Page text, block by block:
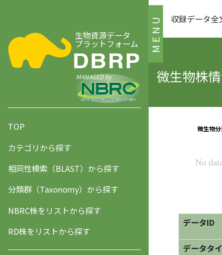
MENU
生物資源データ
プラットフォーム
MANAGED by
TOP
カテゴリから探す
相同性検索（BLAST）から探す
分類群（Taxonomy）から探す
NBRC株をリストから探す
RD株をリストから探す
収録データ全
微生物株
データID
データタ